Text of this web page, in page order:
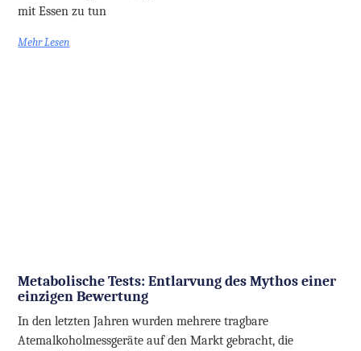
mit Essen zu tun
Mehr Lesen
Metabolische Tests: Entlarvung des Mythos einer
einzigen Bewertung
In den letzten Jahren wurden mehrere tragbare
Atemalkoholmessgeräte auf den Markt gebracht, die